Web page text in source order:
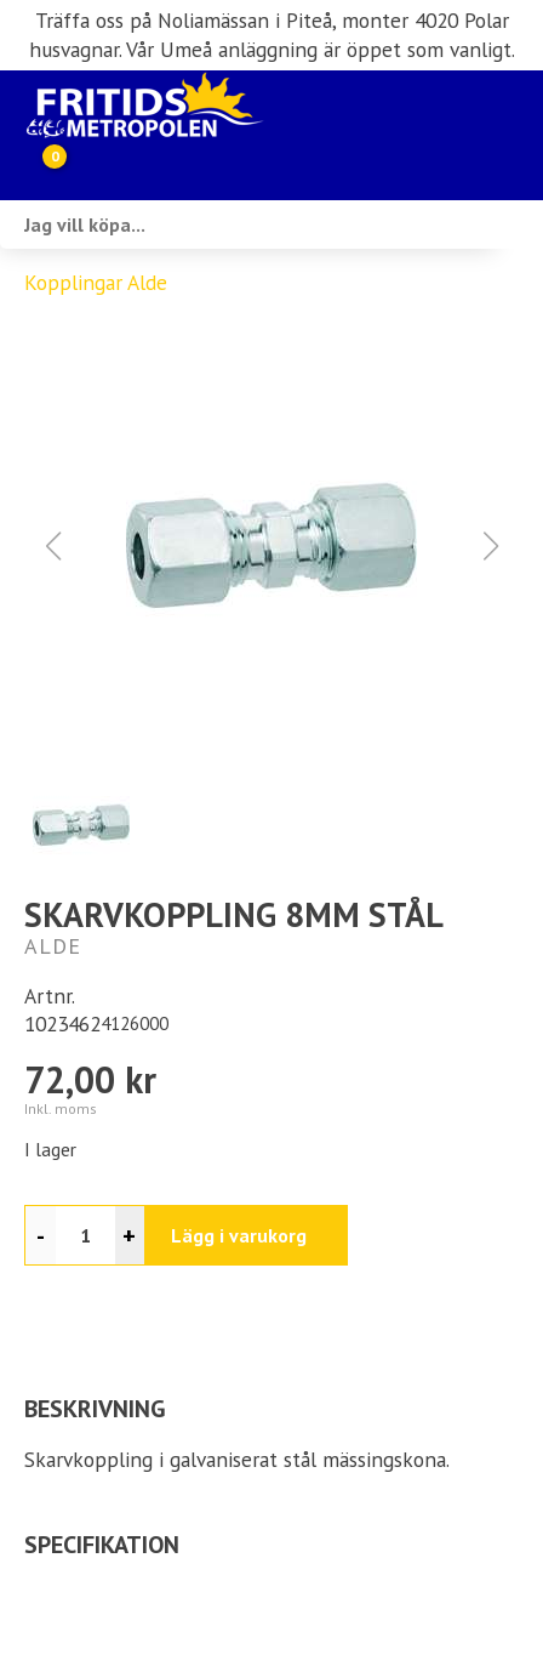
Träffa oss på Noliamässan i Piteå, monter 4020 Polar
husvagnar. Vår Umeå anläggning är öppet som vanligt.
0
Verkstad
Kopplingar Alde
SKARVKOPPLING 8MM STÅL
ALDE
Artnr.
10234624126000
72,00 kr
Inkl. moms
I lager
- + Lägg i varukorg
BESKRIVNING
Skarvkoppling i galvaniserat stål mässingskona.
SPECIFIKATION